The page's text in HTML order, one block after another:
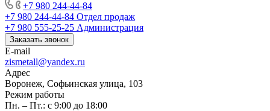
+7 980 244-44-84
+7 980 244-44-84 Отдел продаж
+7 980 555-25-25 Администрация
Заказать звонок
E-mail
zismetall@yandex.ru
Адрес
Воронеж, Софьинская улица, 103
Режим работы
Пн. – Пт.: с 9:00 до 18:00